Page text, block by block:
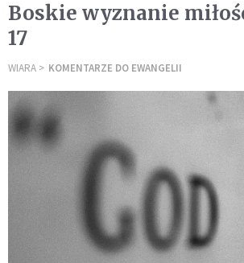
Boskie wyznanie
17
WIARA KOMENTARZE DO EWANGELII